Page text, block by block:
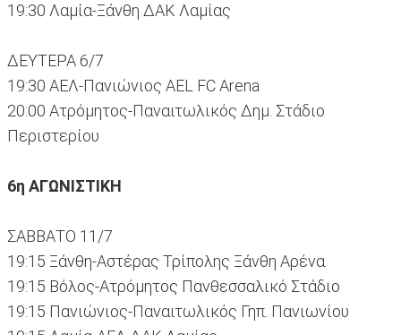
19:30 Λαμία-Ξάνθη ΔΑΚ Λαμίας
ΔΕΥΤΕΡΑ 6/7
19:30 ΑΕΛ-Πανιώνιος AEL FC Arena
20:00 Ατρόμητος-Παναιτωλικός Δημ. Στάδιο
Περιστερίου
6η ΑΓΩΝΙΣΤΙΚΗ
ΣΑΒΒΑΤΟ 11/7
19:15 Ξάνθη-Αστέρας Τρίπολης Ξάνθη Αρένα
19:15 Βόλος-Ατρόμητος Πανθεσσαλικό Στάδιο
19:15 Πανιώνιος-Παναιτωλικός Γηπ. Πανιωνίου